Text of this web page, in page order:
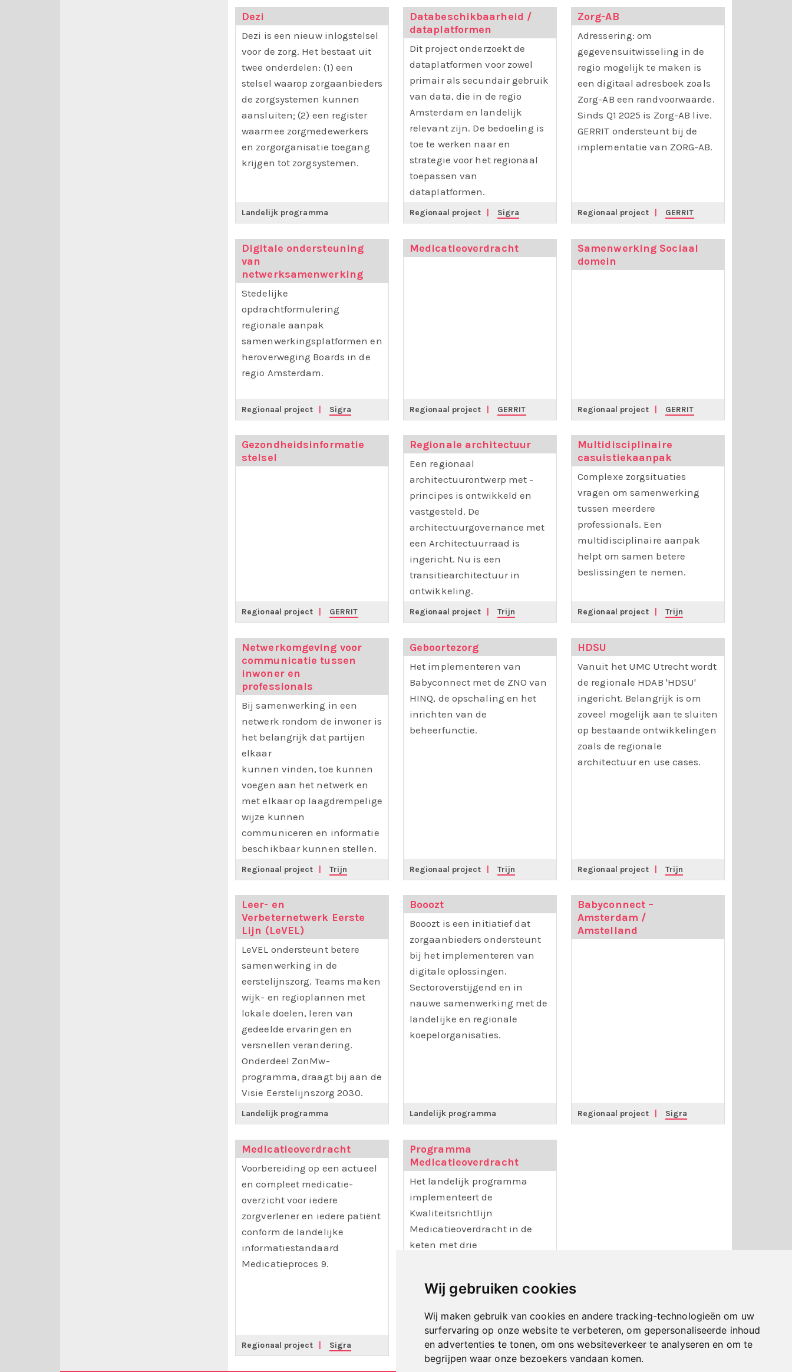
Wij gebruiken cookies
Wij maken gebruik van cookies en andere tracking-technologieën om uw
surfervaring op onze website te verbeteren, om gepersonaliseerde inhoud
en advertenties te tonen, om ons websiteverkeer te analyseren en om te
begrijpen waar onze bezoekers vandaan komen.
Dezi
Dezi is een nieuw inlogstelsel
voor de zorg. Het bestaat uit
twee onderdelen: (1) een
stelsel waarop zorgaanbieders
de zorgsystemen kunnen
aansluiten; (2) een register
waarmee zorgmedewerkers
en zorgorganisatie toegang
krijgen tot zorgsystemen.
Landelijk programma
Databeschikbaarheid /
dataplatformen
Dit project onderzoekt de
dataplatformen voor zowel
primair als secundair gebruik
van data, die in de regio
Amsterdam en landelijk
relevant zijn. De bedoeling is
toe te werken naar en
strategie voor het regionaal
toepassen van
dataplatformen.
Regionaal project Sigra
Zorg-AB
Adressering: om
gegevensuitwisseling in de
regio mogelijk te maken is
een digitaal adresboek zoals
Zorg-AB een randvoorwaarde.
Sinds Q1 2025 is Zorg-AB live.
GERRIT ondersteunt bij de
implementatie van ZORG-AB.
Regionaal project GERRIT
Digitale ondersteuning
van
netwerksamenwerking
Stedelijke
opdrachtformulering
regionale aanpak
samenwerkingsplatformen en
heroverweging Boards in de
regio Amsterdam.
Regionaal project Sigra
Medicatieoverdracht
Regionaal project GERRIT
Samenwerking Sociaal
domein
Regionaal project GERRIT
Gezondheidsinformatie
stelsel
Regionaal project GERRIT
Regionale architectuur
Een regionaal
architectuurontwerp met -
principes is ontwikkeld en
vastgesteld. De
architectuurgovernance met
een Architectuurraad is
ingericht. Nu is een
transitiearchitectuur in
ontwikkeling.
Regionaal project Trijn
Multidisciplinaire
casuistiekaanpak
Complexe zorgsituaties
vragen om samenwerking
tussen meerdere
professionals. Een
multidisciplinaire aanpak
helpt om samen betere
beslissingen te nemen.
Regionaal project Trijn
Netwerkomgeving voor
communicatie tussen
inwoner en
professionals
Bij samenwerking in een
netwerk rondom de inwoner is
het belangrijk dat partijen
elkaar
kunnen vinden, toe kunnen
voegen aan het netwerk en
met elkaar op laagdrempelige
wijze kunnen
communiceren en informatie
beschikbaar kunnen stellen.
Regionaal project Trijn
Geboortezorg
Het implementeren van
Babyconnect met de ZNO van
HINQ, de opschaling en het
inrichten van de
beheerfunctie.
Regionaal project Trijn
HDSU
Vanuit het UMC Utrecht wordt
de regionale HDAB 'HDSU'
ingericht. Belangrijk is om
zoveel mogelijk aan te sluiten
op bestaande ontwikkelingen
zoals de regionale
architectuur en use cases.
Regionaal project Trijn
Leer- en
Verbeternetwerk Eerste
Lijn (LeVEL)
LeVEL ondersteunt betere
samenwerking in de
eerstelijnszorg. Teams maken
wijk- en regioplannen met
lokale doelen, leren van
gedeelde ervaringen en
versnellen verandering.
Onderdeel ZonMw-
programma, draagt bij aan de
Visie Eerstelijnszorg 2030.
Landelijk programma
Booozt
Booozt is een initiatief dat
zorgaanbieders ondersteunt
bij het implementeren van
digitale oplossingen.
Sectoroverstijgend en in
nauwe samenwerking met de
landelijke en regionale
koepelorganisaties.
Landelijk programma
Babyconnect –
Amsterdam /
Amstelland
Regionaal project Sigra
Medicatieoverdracht
Voorbereiding op een actueel
en compleet medicatie-
overzicht voor iedere
zorgverlener en iedere patiënt
conform de landelijke
informatiestandaard
Medicatieproces 9.
Regionaal project Sigra
Programma
Medicatieoverdracht
Het landelijk programma
implementeert de
Kwaliteitsrichtlijn
Medicatieoverdracht in de
keten met drie
een compleet en actueel
zorgverleners én de patient.
Landelijk programma